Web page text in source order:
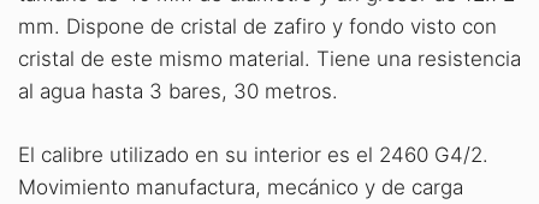
mm. Dispone de cristal de zafiro y fondo visto con
cristal de este mismo material. Tiene una resistencia
al agua hasta 3 bares, 30 metros.
El calibre utilizado en su interior es el 2460 G4/2.
Movimiento manufactura, mecánico y de carga